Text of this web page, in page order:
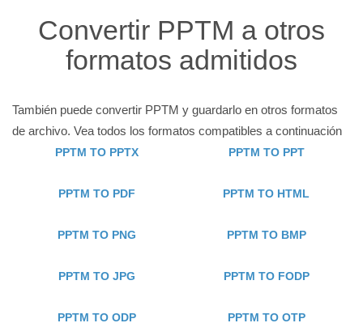
Convertir PPTM a otros
formatos admitidos
También puede convertir PPTM y guardarlo en otros formatos
de archivo. Vea todos los formatos compatibles a continuación
PPTM TO PPTX PPTM TO PPT
PPTM TO PDF PPTM TO HTML
PPTM TO PNG PPTM TO BMP
PPTM TO JPG PPTM TO FODP
PPTM TO ODP PPTM TO OTP